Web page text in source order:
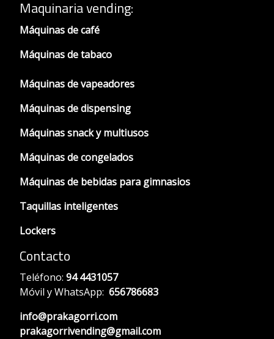
Maquinaria vending:
Máquinas de café
Máquinas de tabaco
Máquinas de vapeadores
Máquinas de dispensing
Máquinas snack y multiusos
Máquinas de congelados
Máquinas de bebidas para gimnasios
Taquillas inteligentes
Lockers
Contacto
Teléfono: 94 4431057
Móvil y WhatsApp: 656786683
info@prakagorri.com
prakagorrivending@gmail.com